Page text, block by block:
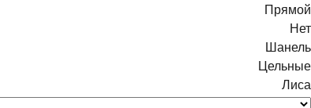
Прямой
Нет
Шанель
Цельные
Лиса